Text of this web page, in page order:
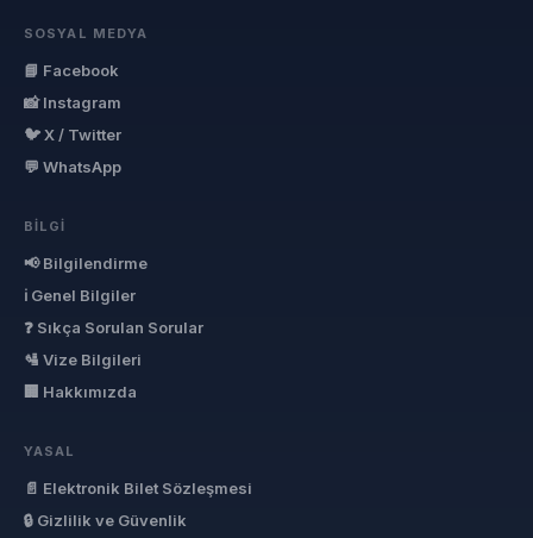
SOSYAL MEDYA
📘 Facebook
📸 Instagram
🐦 X / Twitter
💬 WhatsApp
BILGI
📢 Bilgilendirme
ℹ Genel Bilgiler
❓ Sıkça Sorulan Sorular
🛂 Vize Bilgileri
🏢 Hakkımızda
YASAL
📄 Elektronik Bilet Sözleşmesi
🔒 Gizlilik ve Güvenlik